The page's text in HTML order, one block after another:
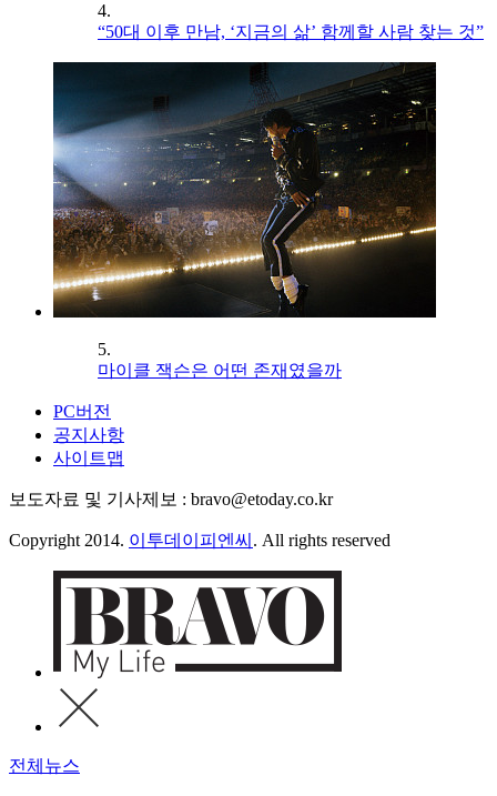
4.
“50대 이후 만남, ‘지금의 삶’ 함께할 사람 찾는 것”
5.
마이클 잭슨은 어떤 존재였을까
PC버전
공지사항
사이트맵
보도자료 및 기사제보 : bravo@etoday.co.kr
Copyright 2014. 이투데이피엔씨 . All rights reserved
전체뉴스